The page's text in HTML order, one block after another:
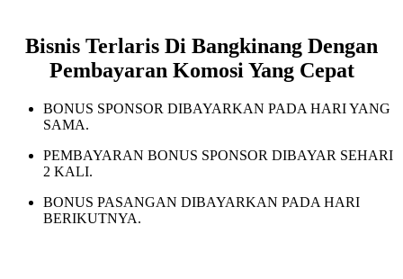
Bisnis Terlaris Di Bangkinang Dengan
Pembayaran Komosi Yang Cepat
BONUS SPONSOR DIBAYARKAN PADA HARI YANG
SAMA.
PEMBAYARAN BONUS SPONSOR DIBAYAR SEHARI
2 KALI.
BONUS PASANGAN DIBAYARKAN PADA HARI
BERIKUTNYA.